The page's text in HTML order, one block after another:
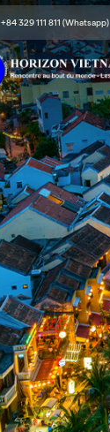
+84 329 111 811 (Whatsapp)